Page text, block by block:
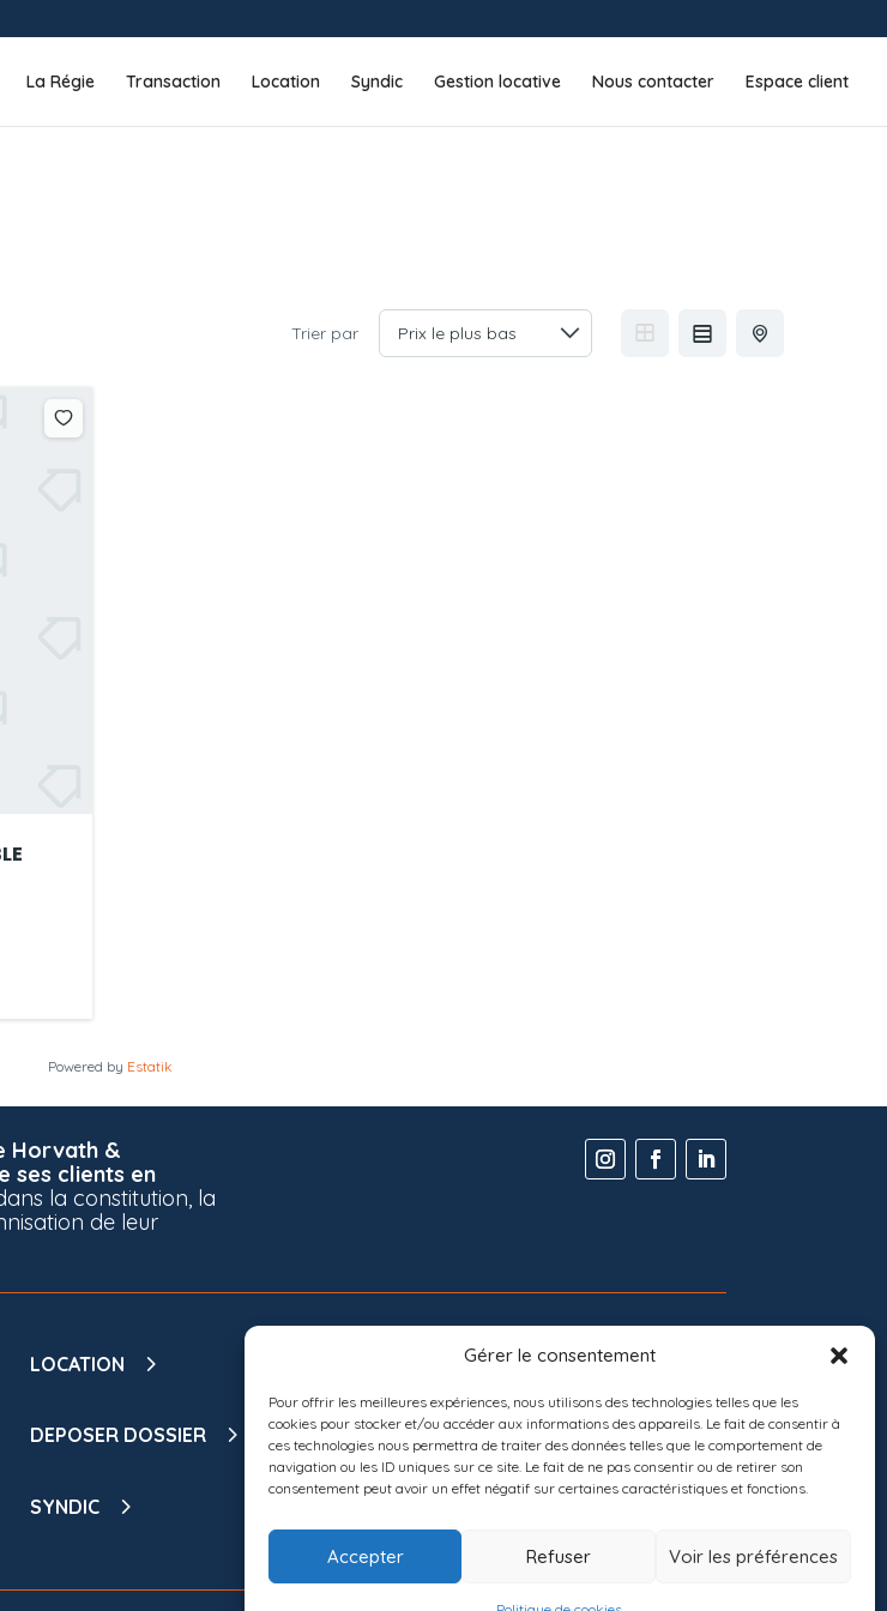
Gérer le consentement
Pour offrir les meilleures expériences, nous utilisons des technologies telles que les
cookies pour stocker et/ou accéder aux informations des appareils. Le fait de consentir à
ces technologies nous permettra de traiter des données telles que le comportement de
navigation ou les ID uniques sur ce site. Le fait de ne pas consentir ou de retirer son
consentement peut avoir un effet négatif sur certaines caractéristiques et fonctions.
Accepter Refuser Voir les préférences
La Régie Transaction Location Syndic Gestion locative Nous contacter Espace client
Trier par
Powered by Estatik
Horvath &
ses clients en
la constitution, la
de leur
LOCATION
DEPOSER DOSSIER
SYNDIC
DISPONIBLES
MON ESPACE CLIENT